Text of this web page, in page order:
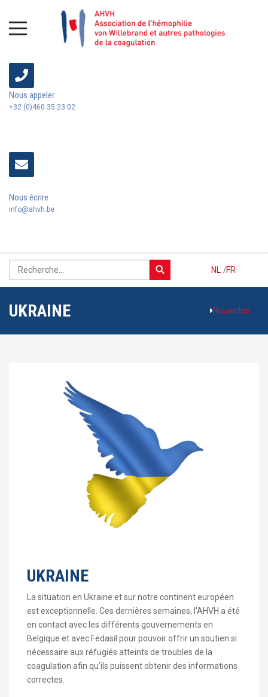
Nous appeler
+32 (0)460 35 23 02
Nous écrire
info@ahvh.be
NL FR
/
UKRAINE Nouvelles
UKRAINE
La situation en Ukraine et sur notre continent européen
est exceptionnelle. Ces dernières semaines, l’AHVH a été
en contact avec les différents gouvernements en
Belgique et avec Fedasil pour pouvoir offrir un soutien si
nécessaire aux réfugiés atteints de troubles de la
coagulation afin qu’ils puissent obtenir des informations
correctes.